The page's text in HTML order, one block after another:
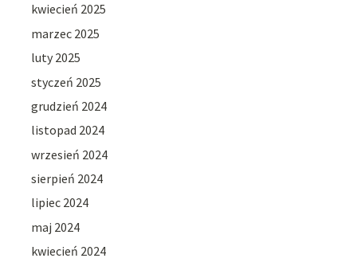
kwiecień 2025
marzec 2025
luty 2025
styczeń 2025
grudzień 2024
listopad 2024
wrzesień 2024
sierpień 2024
lipiec 2024
maj 2024
kwiecień 2024